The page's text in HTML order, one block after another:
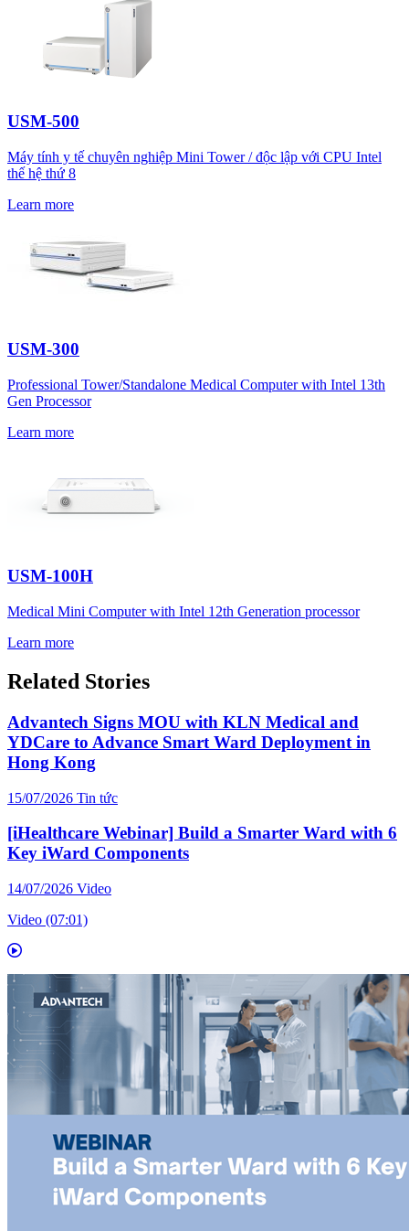
USM-500
Máy tính y tế chuyên nghiệp Mini Tower / độc lập với CPU Intel
thế hệ thứ 8
Learn more
USM-300
Professional Tower/Standalone Medical Computer with Intel 13th
Gen Processor
Learn more
USM-100H
Medical Mini Computer with Intel 12th Generation processor
Learn more
Related Stories
Advantech Signs MOU with KLN Medical and
YDCare to Advance Smart Ward Deployment in
Hong Kong
15/07/2026 Tin tức
[iHealthcare Webinar] Build a Smarter Ward with 6
Key iWard Components
14/07/2026 Video
Video (07:01)